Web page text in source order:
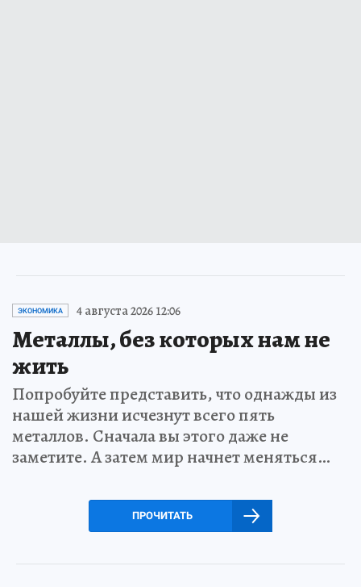
ЭКОНОМИКА 4 августа 2026 12:06
Металлы, без которых нам не
жить
Попробуйте представить, что однажды из
нашей жизни исчезнут всего пять
металлов. Сначала вы этого даже не
заметите. А затем мир начнет меняться…
ПРОЧИТАТЬ